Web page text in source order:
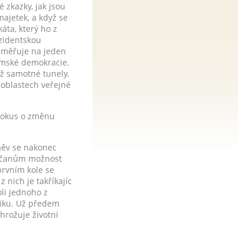
jak jsou
a když se
který ho z
na jeden
demokracie.
samotné tunely.
veřejné
o změnu
se nakonec
možnost
kole se
nich je takříkajíc
jednoho z
Už předem
životní